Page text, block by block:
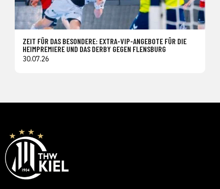
ZEIT FÜR DAS BESONDERE: EXTRA-VIP-ANGEBOTE FÜR DIE
HEIMPREMIERE UND DAS DERBY GEGEN FLENSBURG
30.07.26